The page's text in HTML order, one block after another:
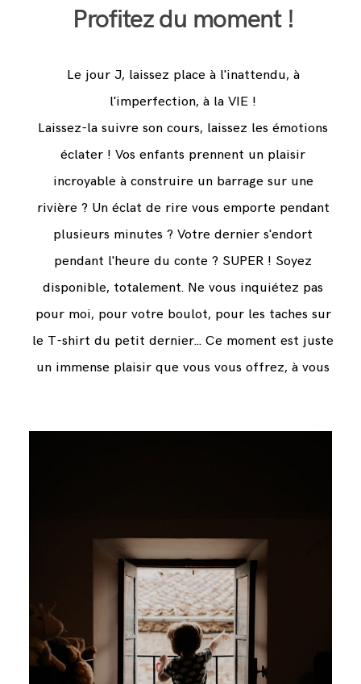
Profitez du moment !
Le jour J, laissez place à l'inattendu, à
l'imperfection, à la VIE !
Laissez-la suivre son cours, laissez les émotions
éclater ! Vos enfants prennent un plaisir
incroyable à construire un barrage sur une
rivière ? Un éclat de rire vous emporte pendant
plusieurs minutes ? Votre dernier s'endort
pendant l'heure du conte ? SUPER ! Soyez
disponible, totalement. Ne vous inquiétez pas
pour moi, pour votre boulot, pour les taches sur
le T-shirt du petit dernier... Ce moment est juste
un immense plaisir que vous vous offrez, à vous